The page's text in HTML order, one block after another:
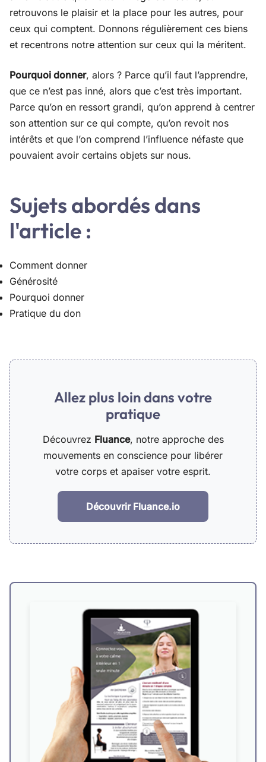
retrouvons le plaisir et la place pour les autres, pour
ceux qui comptent. Donnons régulièrement ces biens
et recentrons notre attention sur ceux qui la méritent.
Pourquoi donner, alors ? Parce qu’il faut l’apprendre,
que ce n’est pas inné, alors que c’est très important.
Parce qu’on en ressort grandi, qu’on apprend à centrer
son attention sur ce qui compte, qu’on revoit nos
intérêts et que l’on comprend l’influence néfaste que
pouvaient avoir certains objets sur nous.
Sujets abordés dans
l'article :
Comment donner
Générosité
Pourquoi donner
Pratique du don
Allez plus loin dans votre
pratique
Découvrez Fluance, notre approche des
mouvements en conscience pour libérer
votre corps et apaiser votre esprit.
Découvrir Fluance.io